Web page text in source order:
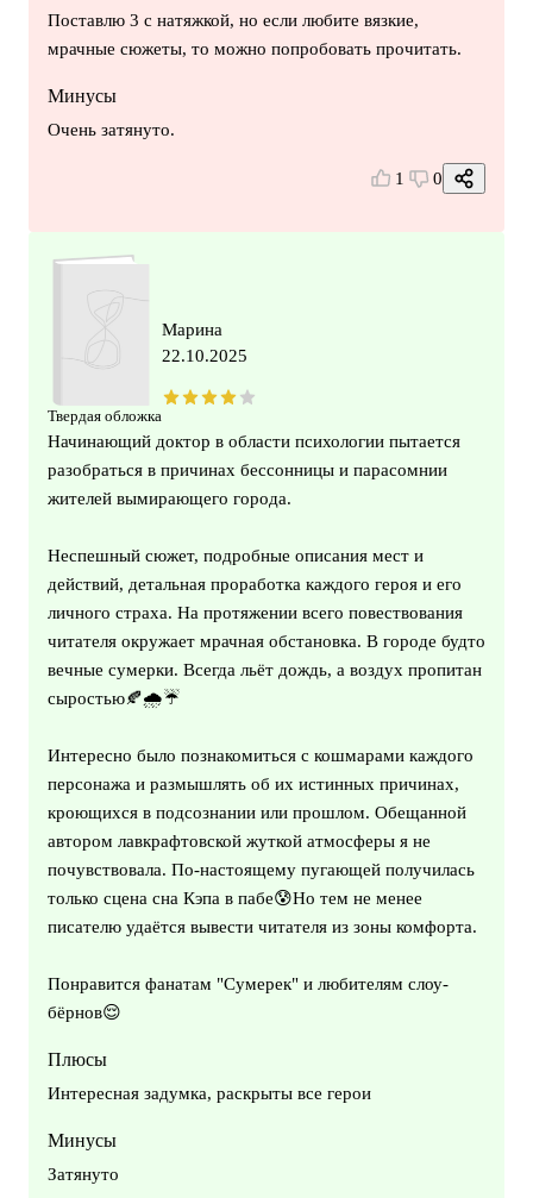
Поставлю 3 с натяжкой, но если любите вязкие,
мрачные сюжеты, то можно попробовать прочитать.
Минусы
Очень затянуто.
1 0
Твердая обложка
Марина
22.10.2025
Начинающий доктор в области психологии пытается
разобраться в причинах бессонницы и парасомнии
жителей вымирающего города.
Неспешный сюжет, подробные описания мест и
действий, детальная проработка каждого героя и его
личного страха. На протяжении всего повествования
читателя окружает мрачная обстановка. В городе будто
вечные сумерки. Всегда льёт дождь, а воздух пропитан
сыростью🍂🌧☔
Интересно было познакомиться с кошмарами каждого
персонажа и размышлять об их истинных причинах,
кроющихся в подсознании или прошлом. Обещанной
автором лавкрафтовской жуткой атмосферы я не
почувствовала. По-настоящему пугающей получилась
только сцена сна Кэпа в пабе😰Но тем не менее
писателю удаётся вывести читателя из зоны комфорта.
Понравится фанатам "Сумерек" и любителям слоу-
бëрнов😌
Плюсы
Интересная задумка, раскрыты все герои
Минусы
Затянуто